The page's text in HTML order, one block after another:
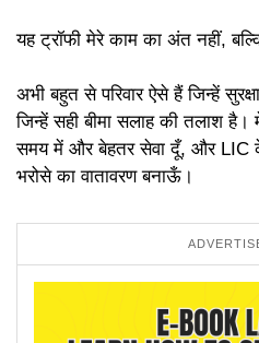
यह ट्रॉफी मेरे काम का अंत नहीं,
अभी बहुत से परिवार ऐसे हैं जिन्हें
जिन्हें सही बीमा सलाह की तलाश
समय में और बेहतर सेवा दूँ, और LIC
भरोसे का वातावरण बनाऊँ।